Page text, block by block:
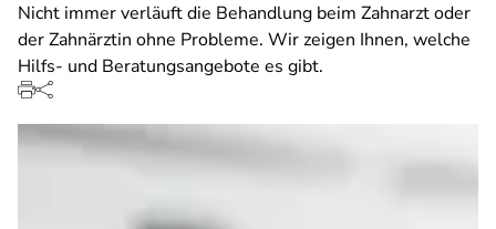
Nicht immer verläuft die Behandlung beim Zahnarzt oder
der Zahnärztin ohne Probleme. Wir zeigen Ihnen, welche
Hilfs- und Beratungsangebote es gibt.